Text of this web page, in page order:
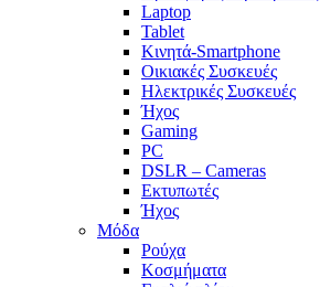
Laptop
Tablet
Κινητά-Smartphone
Οικιακές Συσκευές
Hλεκτρικές Συσκευές
Ήχος
Gaming
PC
DSLR – Cameras
Εκτυπωτές
Ήχος
Μόδα
Ρούχα
Κοσμήματα